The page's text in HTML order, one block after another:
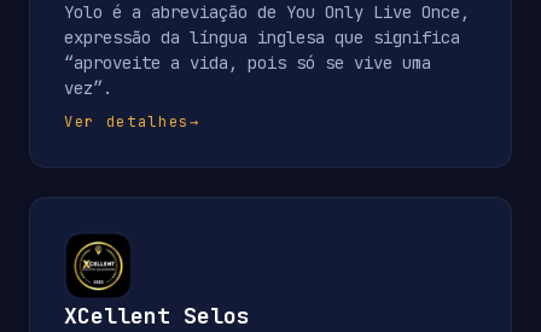
Yolo é a abreviação de You Only Live Once,
expressão da língua inglesa que significa
“aproveite a vida, pois só se vive uma
vez”.
Ver detalhes→
XCellent Selos